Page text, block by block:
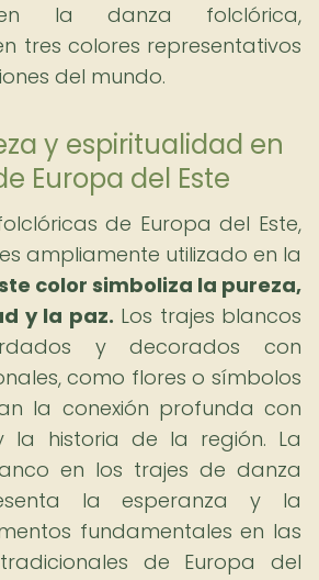
la danza folclórica,
tres colores representativos
del mundo.
y espiritualidad en
Europa del Este
de Europa del Este,
ampliamente utilizado en la
color simboliza la pureza,
y la paz. Los trajes blancos
y decorados con
como flores o símbolos
la conexión profunda con
la historia de la región. La
en los trajes de danza
la esperanza y la
fundamentales en las
de Europa del